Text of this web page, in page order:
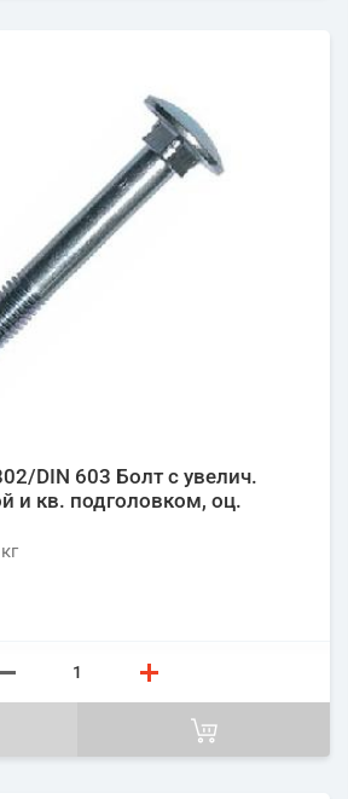
DIN 603 Болт с увелич.
и кв. подголовком, оц.
кг